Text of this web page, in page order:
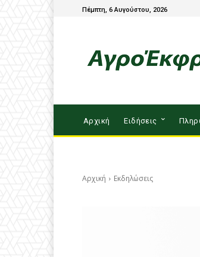
Πέμπτη, 6 Αυγούστου, 2026
Αρχική Ειδήσεις
Αρχική Εκδηλώσεις